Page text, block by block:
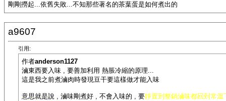
剛剛撈起...依舊失敗...不知那些著名的茶葉蛋是如何煮出的
a9607
引用:
作者anderson1127
滷東西要入味 , 要善加利用 熱脹冷縮的原理...
這是我之前煮滷肉時發現豆干要這樣做才能入味
意思就是說 , 滷味剛煮好 , 不會入味的 , 要靜置到整鍋滷味都回到常溫